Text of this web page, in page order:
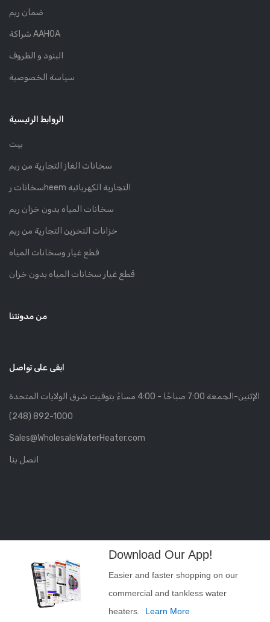
ضمان ريم
شراكة AAHOA
البنود و الظروف
سياسة الخصوصية
الروابط الرئيسية
بيت
سخانات الغاز التجارية من ريم
سخانات رheem التجارية الكهربائية
سخانات المياه بدون خزان ريم
خزانات التخزين التجارية من ريم
قطع غيار وسخانات المياه
قطع غيار سخانات المياه بدون خزان
من مدونتنا
ابقى على تواصل
الإثنين-الجمعة 7:00 صباحًا - 4:00 مساءً بتوقيت شرق الولايات المتحدة
(248) 892-1000
Sales@WholesaleWaterHeater.com
اتصل بنا
Download Our App!
Easier and faster shopping on our
commercial and tankless water
heaters.
Learn More